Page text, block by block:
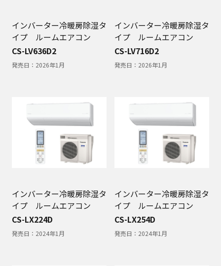
インバーター冷暖房除湿タ
イプ ルームエアコン
CS-LV636D2
発売日： 2026年1月
インバーター冷暖房除湿タ
イプ ルームエアコン
CS-LV716D2
発売日： 2026年1月
インバーター冷暖房除湿タ
イプ ルームエアコン
CS-LX224D
発売日： 2024年1月
インバーター冷暖房除湿タ
イプ ルームエアコン
CS-LX254D
発売日： 2024年1月